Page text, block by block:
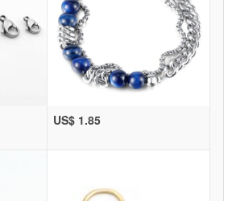
US$ 1.85